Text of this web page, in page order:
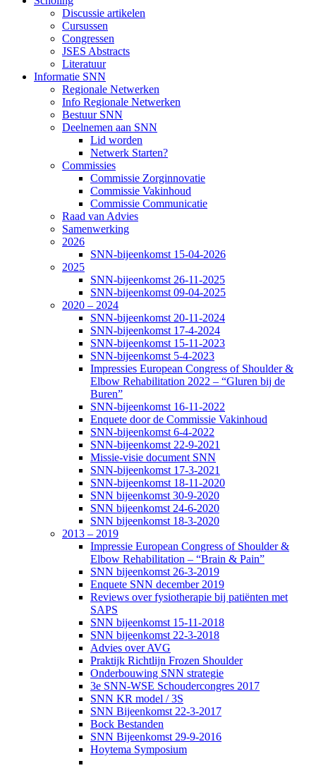
Discussie artikelen
Cursussen
Congressen
JSES Abstracts
Literatuur
Informatie SNN
Regionale Netwerken
Info Regionale Netwerken
Bestuur SNN
Deelnemen aan SNN
Lid worden
Netwerk Starten?
Commissies
Commissie Zorginnovatie
Commissie Vakinhoud
Commissie Communicatie
Raad van Advies
Samenwerking
2026
SNN-bijeenkomst 15-04-2026
2025
SNN-bijeenkomst 26-11-2025
SNN-bijeenkomst 09-04-2025
2020 – 2024
SNN-bijeenkomst 20-11-2024
SNN-bijeenkomst 17-4-2024
SNN-bijeenkomst 15-11-2023
SNN-bijeenkomst 5-4-2023
Impressies European Congress of Shoulder &
Elbow Rehabilitation 2022 – “Gluren bij de
Buren”
SNN-bijeenkomst 16-11-2022
Enquete door de Commissie Vakinhoud
SNN-bijeenkomst 6-4-2022
SNN-bijeenkomst 22-9-2021
Missie-visie document SNN
SNN-bijeenkomst 17-3-2021
SNN-bijeenkomst 18-11-2020
SNN bijeenkomst 30-9-2020
SNN bijeenkomst 24-6-2020
SNN bijeenkomst 18-3-2020
2013 – 2019
Impressie European Congress of Shoulder &
Elbow Rehabilitation – “Brain & Pain”
SNN bijeenkomst 26-3-2019
Enquete SNN december 2019
Reviews over fysiotherapie bij patiënten met
SAPS
SNN bijeenkomst 15-11-2018
SNN bijeenkomst 22-3-2018
Advies over AVG
Praktijk Richtlijn Frozen Shoulder
Onderbouwing SNN strategie
3e SNN-WSE Schoudercongres 2017
SNN KR model / 3S
SNN Bijeenkomst 22-3-2017
Bock Bestanden
SNN Bijeenkomst 29-9-2016
Hoytema Symposium